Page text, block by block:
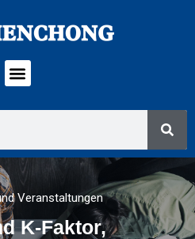
Veranstaltungen
K-Faktor,